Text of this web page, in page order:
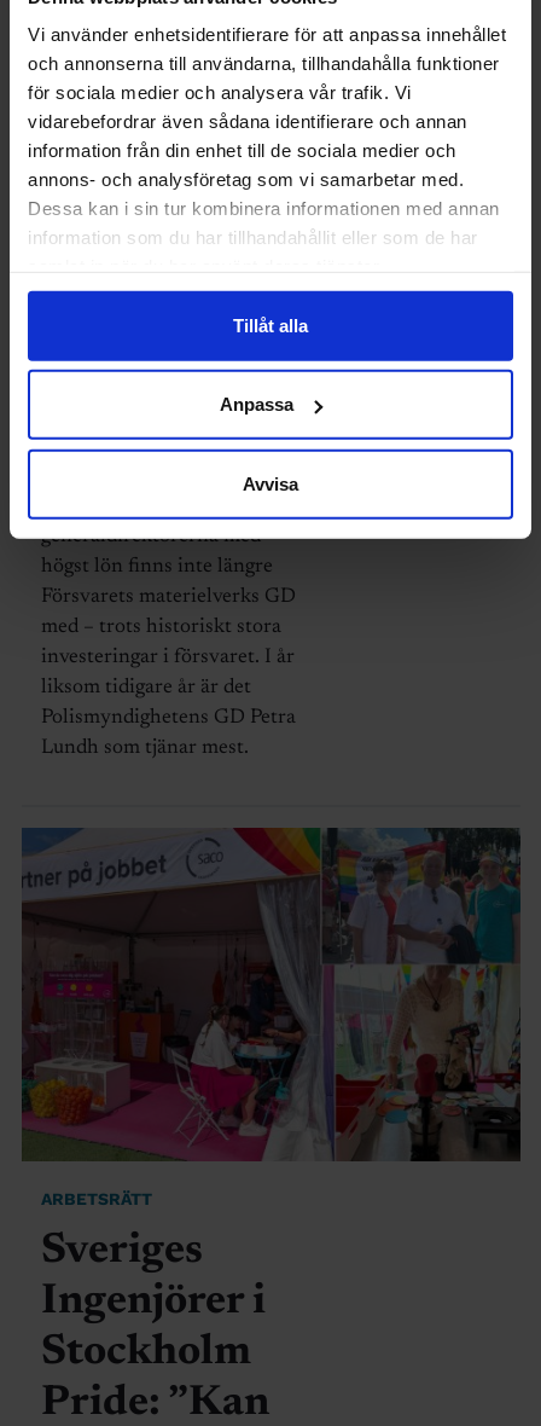
Vi använder enhetsidentifierare för att anpassa innehållet
och annonserna till användarna, tillhandahålla funktioner
för sociala medier och analysera vår trafik. Vi
vidarebefordrar även sådana identifierare och annan
information från din enhet till de sociala medier och
annons- och analysföretag som vi samarbetar med.
Dessa kan i sin tur kombinera informationen med annan
information som du har tillhandahållit eller som de har
Tillåt alla
Anpassa
Avvisa
Så mycket
myndighetscheferna
generaldirektörerna med
högst lön finns inte längre
Försvarets materielverks GD
med – trots historiskt stora
investeringar i försvaret. I år
liksom tidigare år är det
Polismyndighetens GD Petra
Lundh som tjänar mest.
ARBETSRÄTT
Sveriges
Ingenjörer i
Stockholm
Pride: ”Kan